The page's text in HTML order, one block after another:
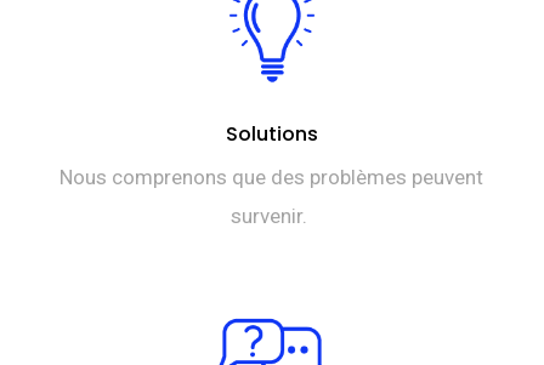
Solutions
Nous comprenons que des problèmes peuvent
survenir.